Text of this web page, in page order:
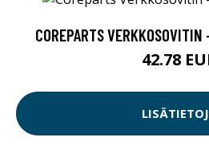
COREPARTS
42.78